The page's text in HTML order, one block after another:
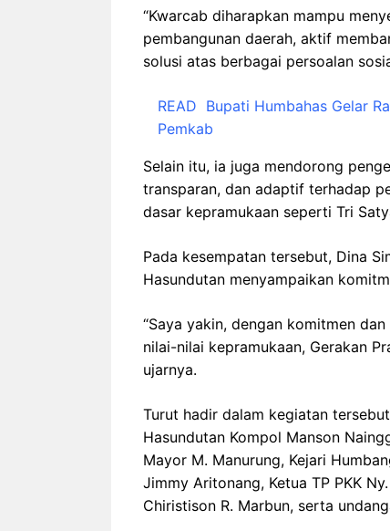
“Kwarcab diharapkan mampu
pembangunan daerah, aktif
solusi atas berbagai persoalan
READ Bupati Humbahas Gelar
Pemkab
Selain itu, ia juga mendorong
transparan, dan adaptif terhadap
dasar kepramukaan seperti Tri
Pada kesempatan tersebut, Dina
Hasundutan menyampaikan
“Saya yakin, dengan komitmen
nilai-nilai kepramukaan, Gerakan
ujarnya.
Turut hadir dalam kegiatan
Hasundutan Kompol Manson
Mayor M. Manurung, Kejari
Jimmy Aritonang, Ketua TP PKK
Chiristison R. Marbun, serta